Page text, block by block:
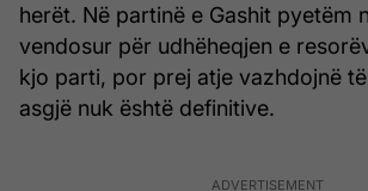
herët. Në partinë e Gashit pyetëm
vendosur për udhëheqjen e
kjo parti, por prej atje vazhdojnë
asgjë nuk është definitive.